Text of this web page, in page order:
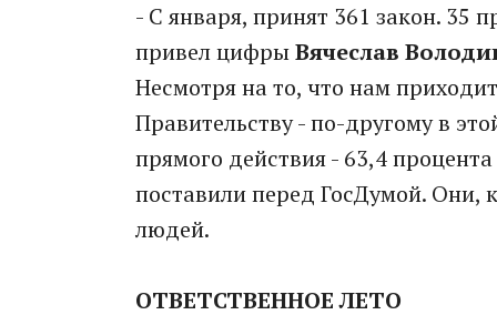
- С января, принят 361 закон. 35
привел цифрыВячеслав
Несмотря на то, что нам
Правительству - по-другому в
прямого действия - 63,4
поставили перед ГосДумой.
людей.
ОТВЕТСТВЕННОЕ ЛЕТО